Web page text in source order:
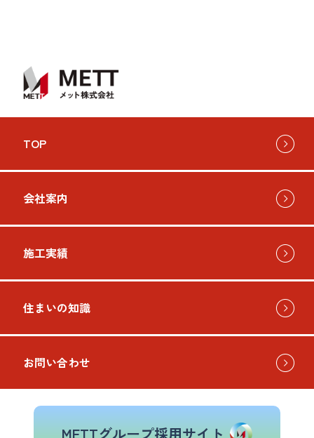
TOP
会社案内
施工実績
住まいの知識
お問い合わせ
METTグループ採用サイト